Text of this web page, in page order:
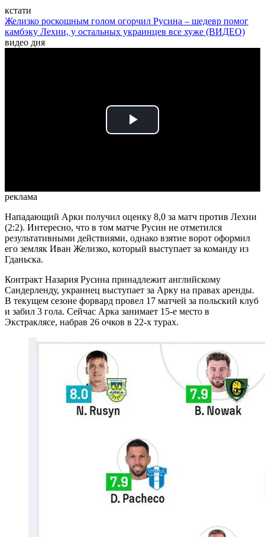
кстати
Желизко роскошным голом огорчил Русина – шедевр помог
камбэку Лехии, у остальных украинцев все хуже (ВИДЕО)
видео дня
Play
реклама
Нападающий Арки получил оценку 8,0 за матч против Лехии
(2:2). Интересно, что в том матче Русин не отметился
результативными действиями, однако взятие ворот оформил
его земляк Иван Желизко, который выступает за команду из
Гданьска.
Контракт Назария Русина принадлежит английскому
Сандерленду, украинец выступает за Арку на правах аренды.
В текущем сезоне форвард провел 17 матчей за польский клуб
и забил 3 гола. Сейчас Арка занимает 15-е место в
Экстраклясе, набрав 26 очков в 22-х турах.